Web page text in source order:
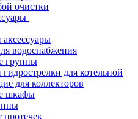
очистки
водоснабжения
группы
для котельной
для коллекторов
шкафы